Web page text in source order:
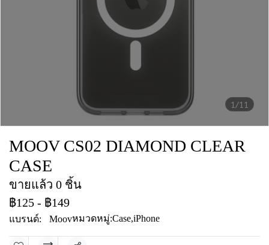
1/11
MOOV CS02 DIAMOND CLEAR
CASE
ขายแล้ว 0 ชิ้น
฿125 - ฿149
แบรนด์: Moovหมวดหมู่:Case,iPhone